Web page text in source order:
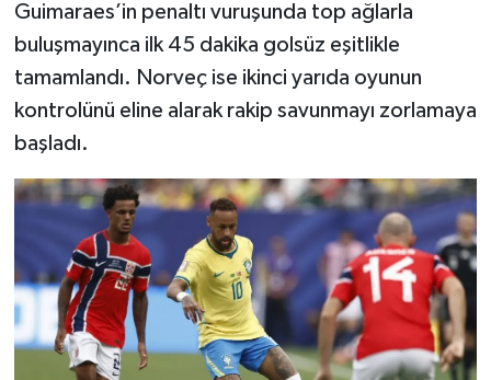
Guimaraes’in penaltı vuruşunda top ağlarla
buluşmayınca ilk 45 dakika golsüz eşitlikle
tamamlandı. Norveç ise ikinci yarıda oyunun
kontrolünü eline alarak rakip savunmayı zorlamaya
başladı.